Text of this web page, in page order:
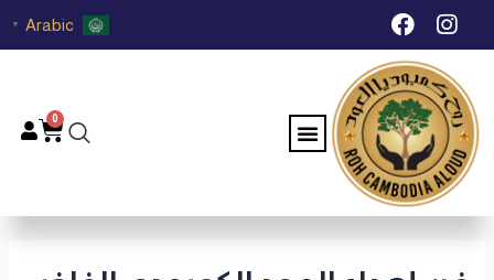
تخطي I
n
s
t
a
g
r
a
m
F
a
c
e
b
o
o
k
Arabic
▼
Menu
0
Post
navigation